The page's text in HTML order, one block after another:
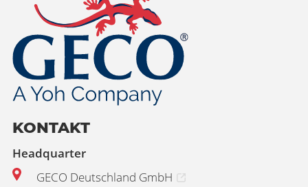
KONTAKT
Headquarter
GECO Deutschland GmbH